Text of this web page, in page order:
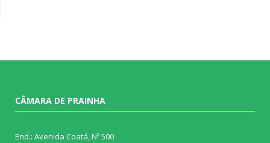
CÂMARA DE PRAINHA
End.: Avenida Coatá, Nº 500